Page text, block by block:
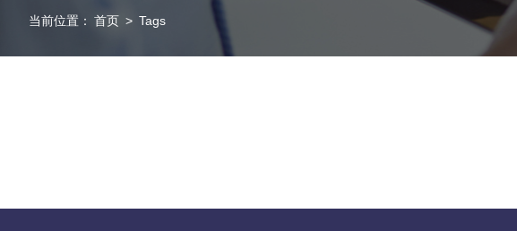
当前位置： 首页 > Tags